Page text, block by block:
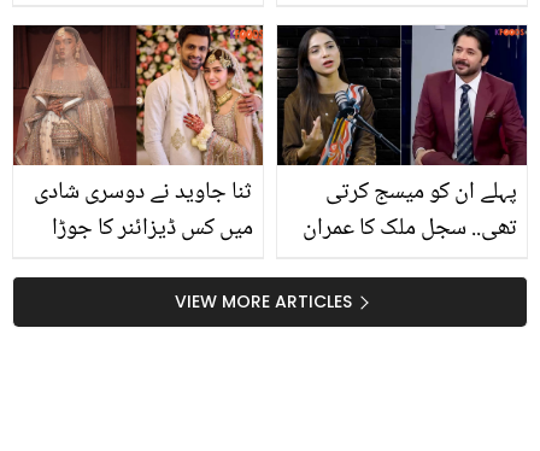
ثنا جاوید نے دوسری شادی
میں کس ڈیزائنر کا جوڑا
ہوش اڑ گئے
پہلے ان کو میسج کرتی
تھی.. سجل ملک کا عمران
جعلی نازیبا ویڈیو کے بعد
نیا انکشاف
VIEW MORE ARTICLES